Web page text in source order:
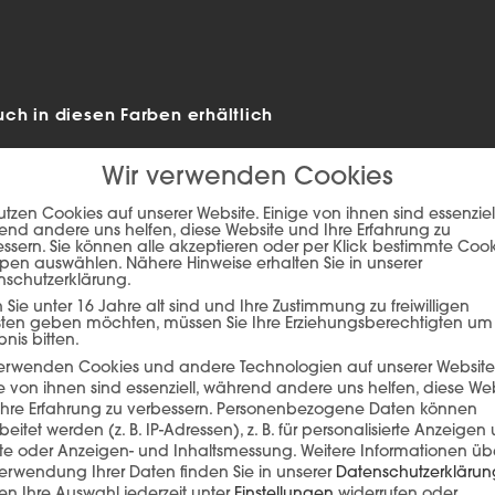
in diesen Farben erhältlich
auf den unteren Button, um den Inhalt von player.flipsnack.com
Inhalt laden
Wir verwenden Cookies
Cookies auf unserer Website. Einige von ihnen sind
andere uns helfen, diese Website und Ihre Erfahrung zu
Sie können alle akzeptieren oder per Klick bestimmte
auswählen. Nähere Hinweise erhalten Sie in unserer
Sie unter 16 Jahre alt sind und Ihre Zustimmung zu freiwilligen
geben möchten, müssen Sie Ihre Erziehungsberechtigten um
bitten.
Cookies und andere Technologien auf unserer
von ihnen sind essenziell, während andere uns helfen, diese
Erfahrung zu verbessern. Personenbezogene Daten können
werden (z. B. IP-Adressen), z. B. für personalisierte Anzeigen
oder Anzeigen- und Inhaltsmessung. Weitere Informationen
Ihrer Daten finden Sie in unserer